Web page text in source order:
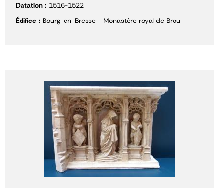
Datation
1516-1522
Édifice
Bourg-en-Bresse - Monastère royal de Brou